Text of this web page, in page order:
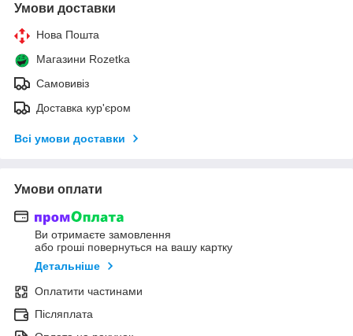
Умови доставки
Нова Пошта
Магазини Rozetka
Самовивіз
Доставка кур'єром
Всі умови доставки
Умови оплати
Ви отримаєте замовлення
або гроші повернуться на вашу картку
Детальніше
Оплатити частинами
Післяплата